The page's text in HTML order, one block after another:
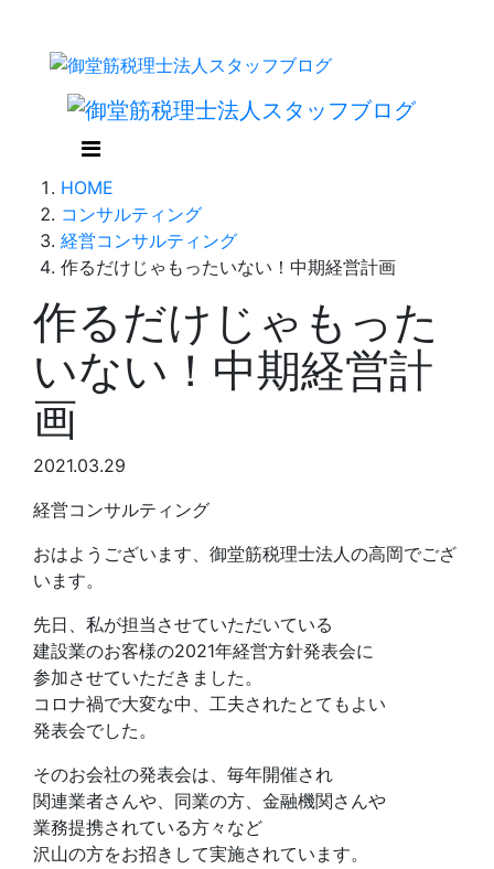
HOME
コンサルティング
経営コンサルティング
作るだけじゃもったいない！中期経営計画
作るだけじゃもった
いない！中期経営計
画
2021.03.29
経営コンサルティング
おはようございます、御堂筋税理士法人の高岡でござ
います。
先日、私が担当させていただいている
建設業のお客様の2021年経営方針発表会に
参加させていただきました。
コロナ禍で大変な中、工夫されたとてもよい
発表会でした。
そのお会社の発表会は、毎年開催され
関連業者さんや、同業の方、金融機関さんや
業務提携されている方々など
沢山の方をお招きして実施されています。